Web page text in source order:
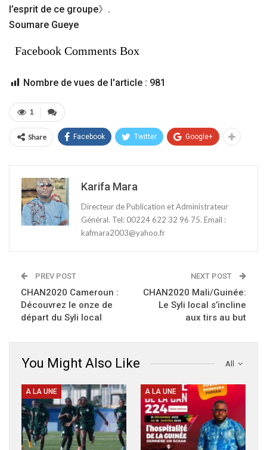
l’esprit de ce groupe》.
Soumare Gueye
Facebook Comments Box
Nombre de vues de l'article : 981
1
Share Facebook Twitter Google+
Karifa Mara
Directeur de Publication et Administrateur
Général. Tel: 00224 622 32 96 75. Email :
kafmara2003@yahoo.fr
PREV POST
CHAN2020 Cameroun :
Découvrez le onze de
départ du Syli local
NEXT POST
CHAN2020 Mali/Guinée:
Le Syli local s’incline
aux tirs au but
All
You Might Also Like
A LA UNE A LA UNE